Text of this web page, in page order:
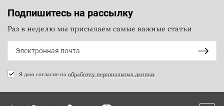
Подпишитесь на рассылку
Раз в неделю мы присылаем самые важные статьи
Я даю согласие на обработку персональных данных